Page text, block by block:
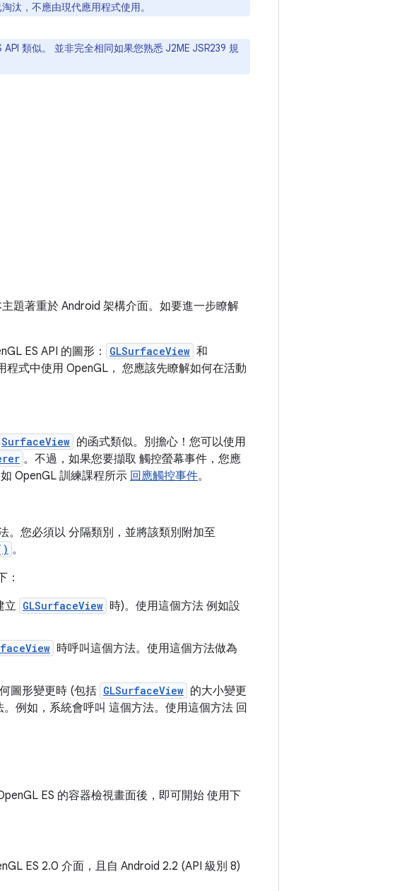
汰，不應由現代應用程式使用。
類似。 並非完全相同如果您熟悉 J2ME JSR239 規
題著重於 Android 架構介面。如要進一步瞭解
ES API 的圖形：
GLSurfaceView 和
程式中使用 OpenGL， 您應該先瞭解如何在活動
SurfaceView 的函式類似。別擔心！您可以使用
。不過，如果您要擷取 觸控螢幕事件，您應
OpenGL 訓練課程所示 回應觸控事件。
。您必須以 分隔類別，並將該類別附加至
。
：
立 GLSurfaceView 時)。使用這個方法 例如設
時呼叫這個方法。使用這個方法做為
圖形變更時 (包括 GLSurfaceView 的大小變更
例如，系統會呼叫 這個方法。使用這個方法 回
ES 的容器檢視畫面後，即可開始 使用下
ES 2.0 介面，且自 Android 2.2 (API 級別 8)